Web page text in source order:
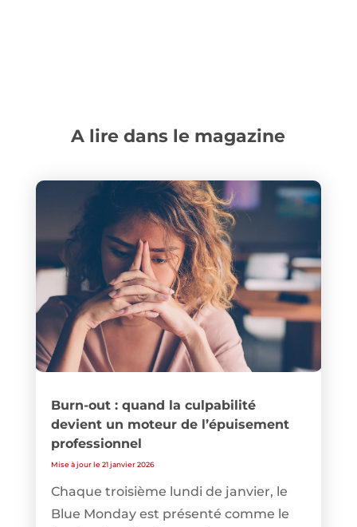
A lire dans le magazine
Burn-out : quand la culpabilité
devient un moteur de l’épuisement
professionnel
Mise à jour le 21 janvier 2026
Chaque troisième lundi de janvier, le
Blue Monday est présenté comme le